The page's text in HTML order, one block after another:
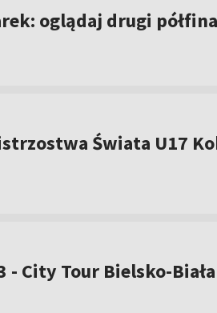
oglądaj drugi
Świata U17
- City Tour Bielsko-Biała